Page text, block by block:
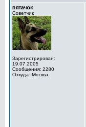
пятачок
Советчик
Зарегистрирован:
19.07.2005
Сообщения: 2280
Откуда: Москва